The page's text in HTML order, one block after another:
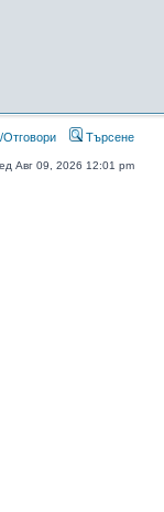
Търсене
Авг 09, 2026 12:01 pm